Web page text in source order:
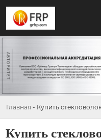
Главная - Купить
Купить